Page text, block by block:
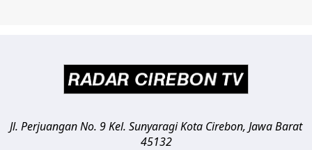
Jl. Perjuangan No. 9 Kel. SunyaragiKota Cirebon, Jawa Barat
45132